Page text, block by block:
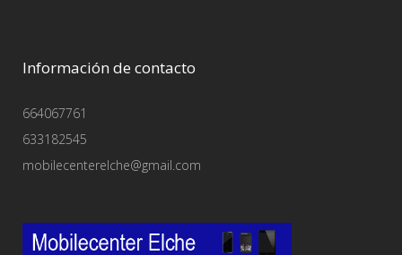
Información de contacto
664067761
633182545
mobilecenterelche@gmail.com